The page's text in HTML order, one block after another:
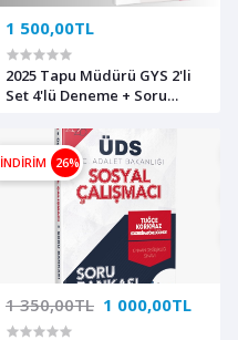
1 500,00TL
2025 Tapu Müdürü GYS 2'li
Set 4'lü Deneme + Soru
İNDİRİM 26%
1 350,00TL 1 000,00TL